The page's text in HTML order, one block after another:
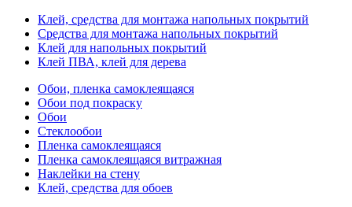
Клей, средства для монтажа напольных покрытий
Средства для монтажа напольных покрытий
Клей для напольных покрытий
Клей ПВА, клей для дерева
Обои, пленка самоклеящаяся
Обои под покраску
Обои
Стеклообои
Пленка самоклеящаяся
Пленка самоклеящаяся витражная
Наклейки на стену
Клей, средства для обоев